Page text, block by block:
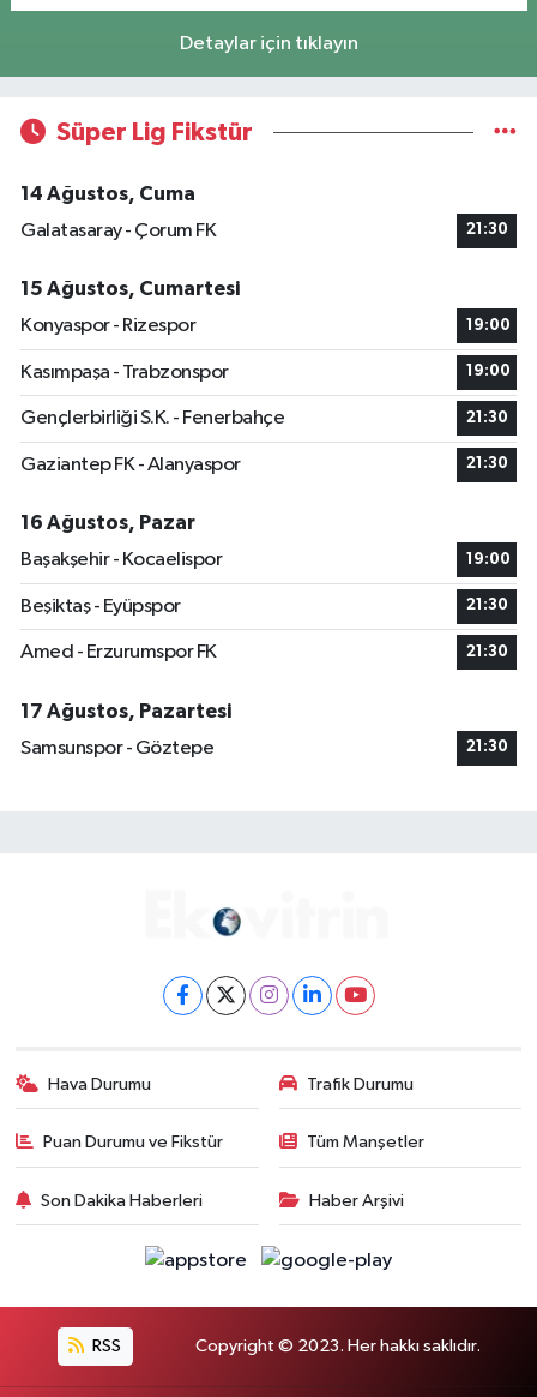
Detaylar için tıklayın
Süper Lig Fikstür
14 Ağustos, Cuma
Galatasaray - Çorum FK
21:30
15 Ağustos, Cumartesi
Konyaspor - Rizespor
19:00
Kasımpaşa - Trabzonspor 19:00
Gençlerbirliği S.K. - Fenerbahçe 21:30
Gaziantep FK - Alanyaspor 21:30
16 Ağustos, Pazar
Başakşehir - Kocaelispor
19:00
Beşiktaş - Eyüpspor 21:30
Amed - Erzurumspor FK 21:30
17 Ağustos, Pazartesi
Samsunspor - Göztepe
21:30
Hava Durumu Trafik Durumu
Puan Durumu ve Fikstür Tüm Manşetler
Son Dakika Haberleri Haber Arşivi
RSS Copyright © 2023. Her hakkı saklıdır.